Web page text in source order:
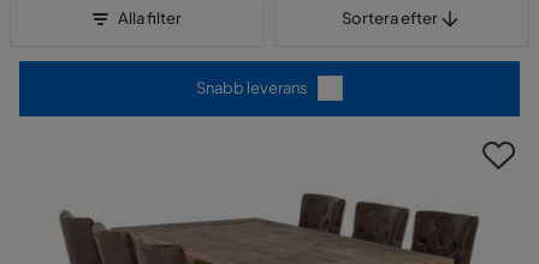
Alla filter Sortera efter
Snabb leverans